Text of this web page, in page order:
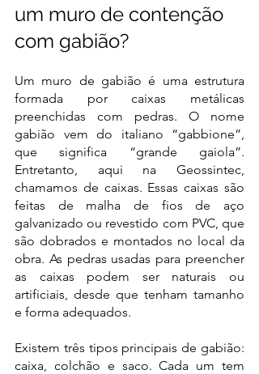
um muro de contenção
com gabião?
Um muro de gabião é uma estrutura
formada por caixas metálicas
preenchidas com pedras. O nome
gabião vem do italiano “gabbione”,
que significa “grande gaiola”.
Entretanto, aqui na Geossintec,
chamamos de caixas. Essas caixas são
feitas de malha de fios de aço
galvanizado ou revestido com PVC, que
são dobrados e montados no local da
obra. As pedras usadas para preencher
as caixas podem ser naturais ou
artificiais, desde que tenham tamanho
e forma adequados.
Existem três tipos principais de gabião:
caixa, colchão e saco. Cada um tem